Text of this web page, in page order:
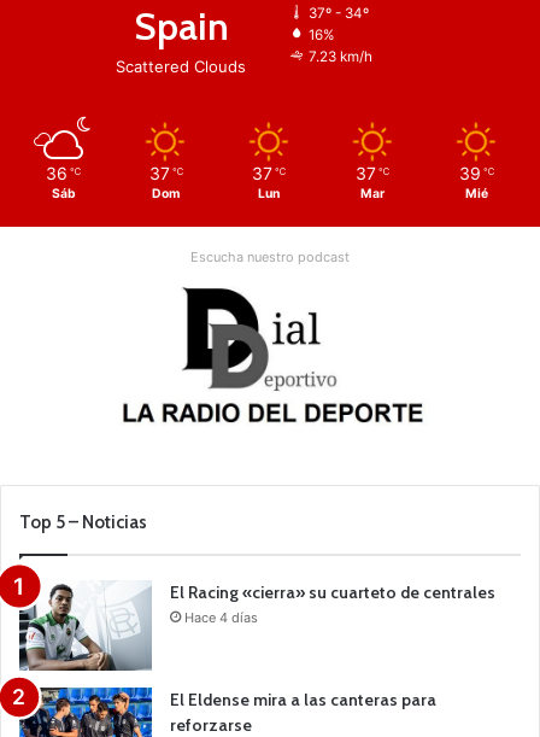
Spain
Scattered Clouds
37º - 34º
16%
7.23 km/h
36 ℃
Sáb
37 ℃
Dom
37 ℃
Lun
37 ℃
Mar
39 ℃
Mié
Escucha nuestro podcast
Top 5 – Noticias
El Racing «cierra» su cuarteto de centrales
Hace 4 días
El Eldense mira a las canteras para
reforzarse